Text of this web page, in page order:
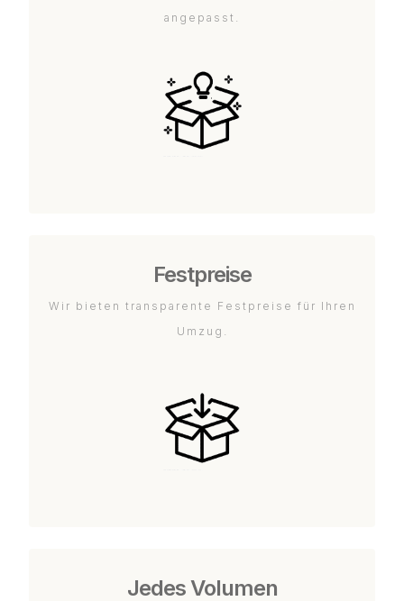
angepasst.
Festpreise
Wir bieten transparente Festpreise für Ihren
Umzug.
Jedes Volumen